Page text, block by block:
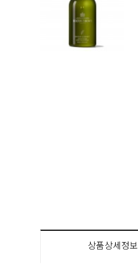
상품상세정보